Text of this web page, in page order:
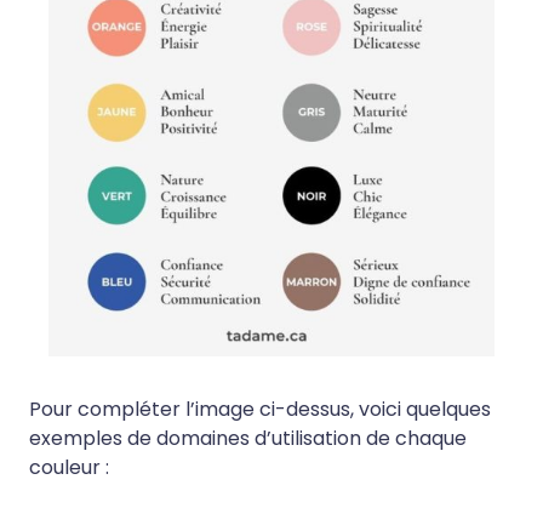
Pour compléter l’image ci-dessus, voici quelques
exemples de domaines d’utilisation de chaque
couleur :